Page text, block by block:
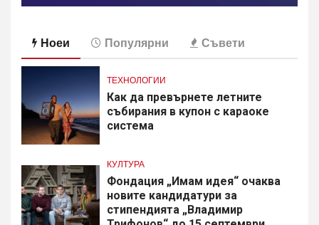
Ноеи Популярни Съвети
ТЕХНОЛОГИИ
Как да превърнете летните
събирания в купон с караоке
система
КУЛТУРА
Фондация „Имам идея“ очаква
новите кандидатури за
стипендията „Владимир